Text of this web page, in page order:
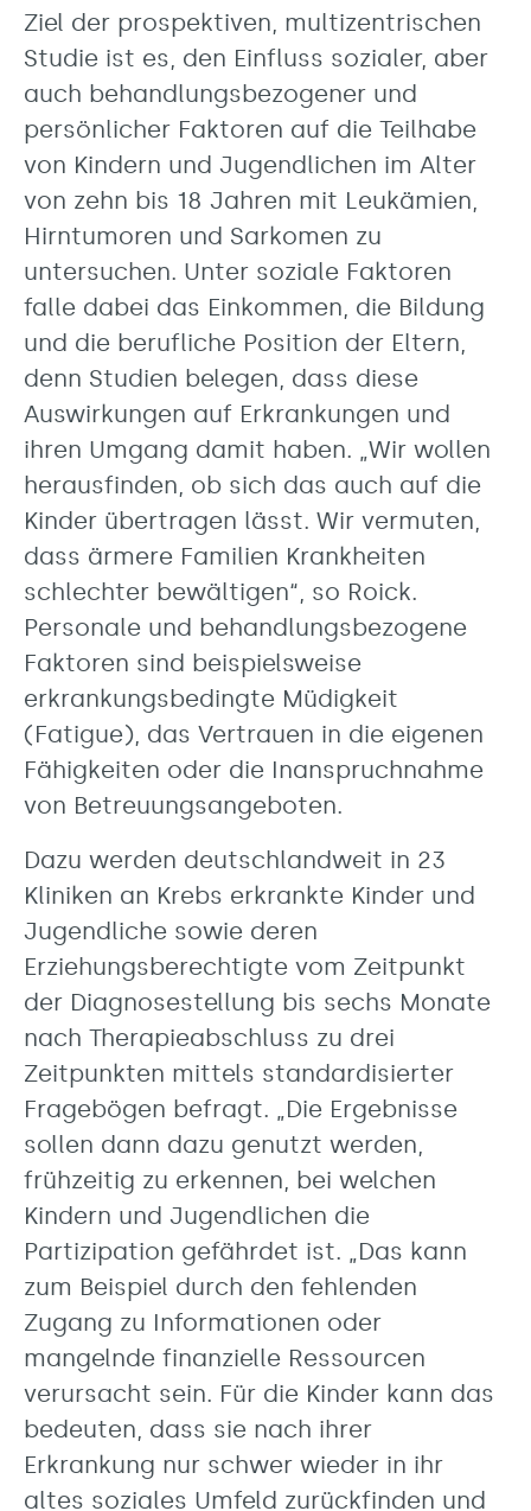
Ziel der prospektiven, multizentrischen
Studie ist es, den Einfluss sozialer, aber
auch behandlungsbezogener und
persönlicher Faktoren auf die Teilhabe
von Kindern und Jugendlichen im Alter
von zehn bis 18 Jahren mit Leukämien,
Hirntumoren und Sarkomen zu
untersuchen. Unter soziale Faktoren
falle dabei das Einkommen, die Bildung
und die berufliche Position der Eltern,
denn Studien belegen, dass diese
Auswirkungen auf Erkrankungen und
ihren Umgang damit haben. „Wir wollen
herausfinden, ob sich das auch auf die
Kinder übertragen lässt. Wir vermuten,
dass ärmere Familien Krankheiten
schlechter bewältigen“, so Roick.
Personale und behandlungsbezogene
Faktoren sind beispielsweise
erkrankungsbedingte Müdigkeit
(Fatigue), das Vertrauen in die eigenen
Fähigkeiten oder die Inanspruchnahme
von Betreuungsangeboten.
Dazu werden deutschlandweit in 23
Kliniken an Krebs erkrankte Kinder und
Jugendliche sowie deren
Erziehungsberechtigte vom Zeitpunkt
der Diagnosestellung bis sechs Monate
nach Therapieabschluss zu drei
Zeitpunkten mittels standardisierter
Fragebögen befragt. „Die Ergebnisse
sollen dann dazu genutzt werden,
frühzeitig zu erkennen, bei welchen
Kindern und Jugendlichen die
Partizipation gefährdet ist. „Das kann
zum Beispiel durch den fehlenden
Zugang zu Informationen oder
mangelnde finanzielle Ressourcen
verursacht sein. Für die Kinder kann das
bedeuten, dass sie nach ihrer
Erkrankung nur schwer wieder in ihr
altes soziales Umfeld zurückfinden und